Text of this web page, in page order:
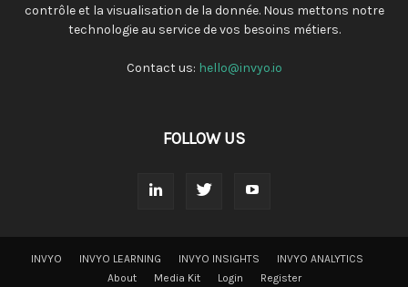
contrôle et la visualisation de la donnée. Nous mettons notre
technologie au service de vos besoins métiers.
Contact us: hello@invyo.io
FOLLOW US
INVYO INVYO LEARNING INVYO INSIGHTS
INVYO ANALYTICS
About
Media Kit Login Register